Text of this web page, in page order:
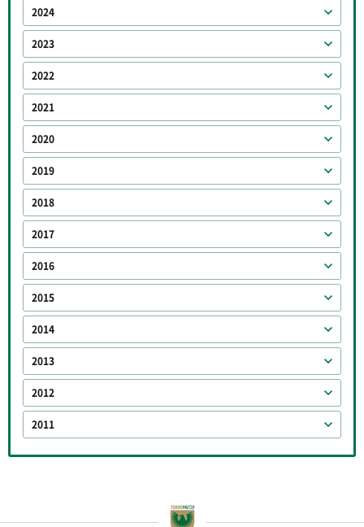
2024
2023
2022
2021
2020
2019
2018
2017
2016
2015
2014
2013
2012
2011